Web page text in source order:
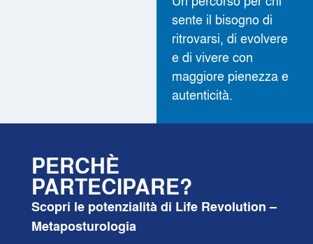
sente il bisogno di
ritrovarsi, di evolvere
e di vivere con
maggiore pienezza e
autenticità.
PERCHÈ
PARTECIPARE?
Scopri le potenzialità di Life Revolution –
Metaposturologia